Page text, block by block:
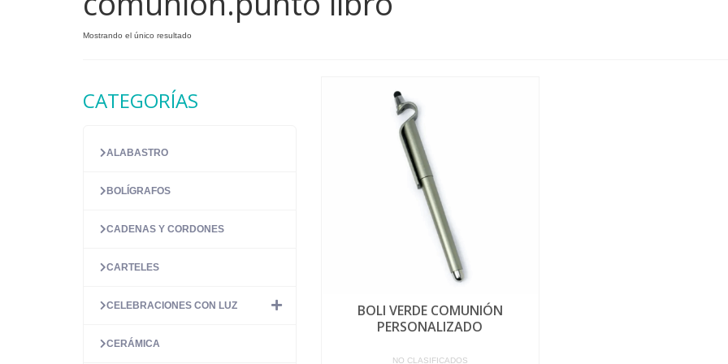
Mostrando el único resultado
BOLI VERDE COMUNIÓN
PERSONALIZADO
NO CLASIFICADOS
CATEGORÍAS
ALABASTRO
BOLÍGRAFOS
CADENAS Y CORDONES
CARTELES
CELEBRACIONES CON LUZ
CERÁMICA